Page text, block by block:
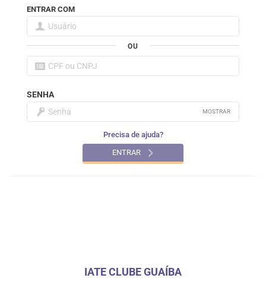
ENTRAR COM
OU
SENHA
MOSTRAR
Precisa de ajuda?
ENTRAR
IATE CLUBE GUAÍBA